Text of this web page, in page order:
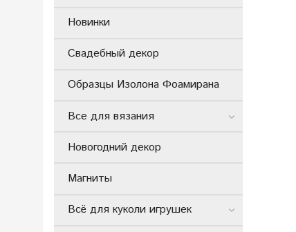
Новинки
Свадебный декор
Образцы Изолона Фоамирана
Все для вязания
Новогодний декор
Магниты
Всё для куколи игрушек